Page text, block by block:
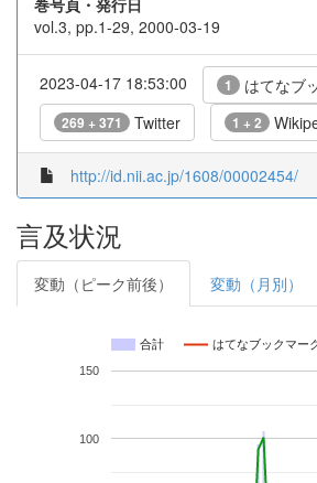
巻号頁・発行日
vol.3, pp.1-29, 2000-03-19
2023-04-17 18:53:00 1 はてなブ
269 + 371 Twitter 1 + 2
http://id.nii.ac.jp/1608/00002454/
言及状況
変動（ピーク前後） 変動（月別）
合計 はてなブックマー
100
150